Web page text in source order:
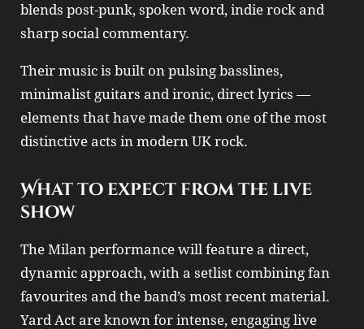
blends post‑punk, spoken word, indie rock and
sharp social commentary.
Their music is built on pulsing basslines,
minimalist guitars and ironic, direct lyrics —
elements that have made them one of the most
distinctive acts in modern UK rock.
What to expect from the live
show
The Milan performance will feature a direct,
dynamic approach, with a setlist combining fan
favourites and the band’s most recent material.
Yard Act are known for intense, engaging live